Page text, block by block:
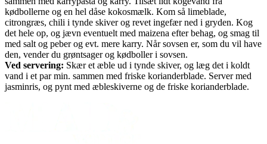
kødbollerne og en hel dåse kokosmælk. Kom så limeblade,
citrongræs, chili i tynde skiver og revet ingefær ned i gryden. Kog
det hele op, og jævn eventuelt med maizena efter behag, og smag til
med salt og peber og evt. mere karry. Når sovsen er, som du vil have
den, vender du grøntsager og kødboller i sovsen.
Ved servering: Skær et æble ud i tynde skiver, og læg det i koldt
vand i et par min. sammen med friske korianderblade. Server med
jasminris, og pynt med æbleskiverne og de friske korianderblade.